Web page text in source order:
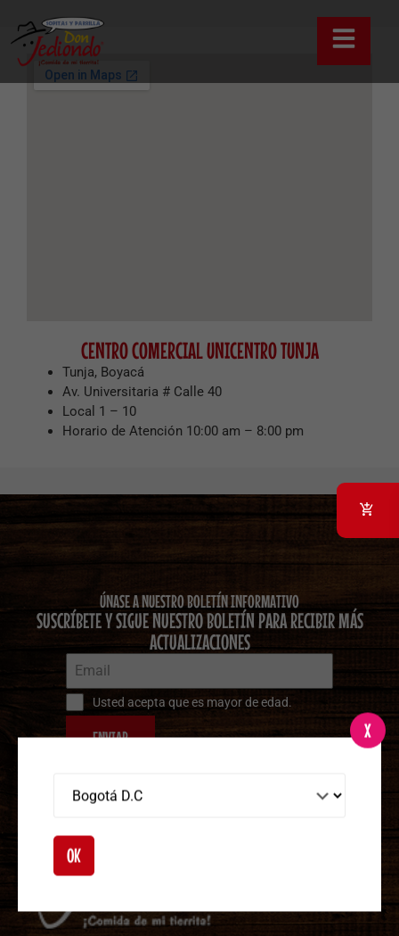
CENTRO COMERCIAL UNICENTRO TUNJA
Tunja, Boyacá
Av. Universitaria # Calle 40
Local 1 – 10
Horario de Atención 10:00 am – 8:00 pm
ÚNASE A NUESTRO BOLETÍN INFORMATIVO
SUSCRÍBETE Y SIGUE NUESTRO BOLETÍN PARA RECIBIR MÁS
ACTUALIZACIONES
Usted acepta que es mayor de edad.
ENVIAR
OK
X